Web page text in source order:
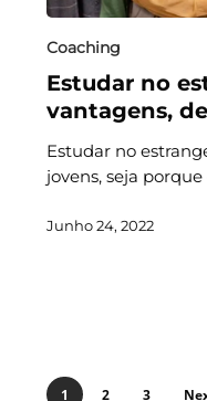
Coaching
Estudar no
vantagens,
Estudar no
jovens, seja
Junho 24, 2022
1 2 3